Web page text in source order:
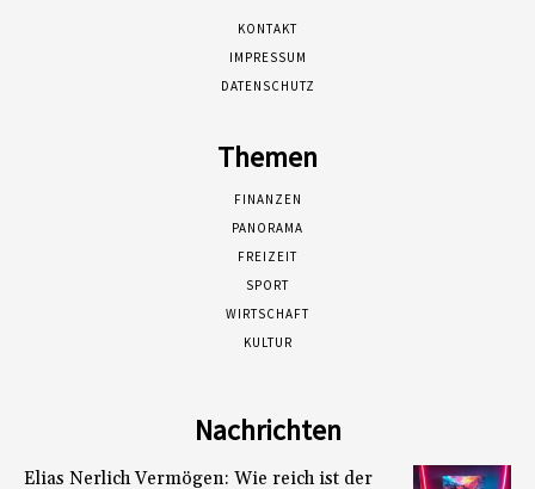
KONTAKT
IMPRESSUM
DATENSCHUTZ
Themen
FINANZEN
PANORAMA
FREIZEIT
SPORT
WIRTSCHAFT
KULTUR
Nachrichten
Elias Nerlich Vermögen: Wie reich ist der